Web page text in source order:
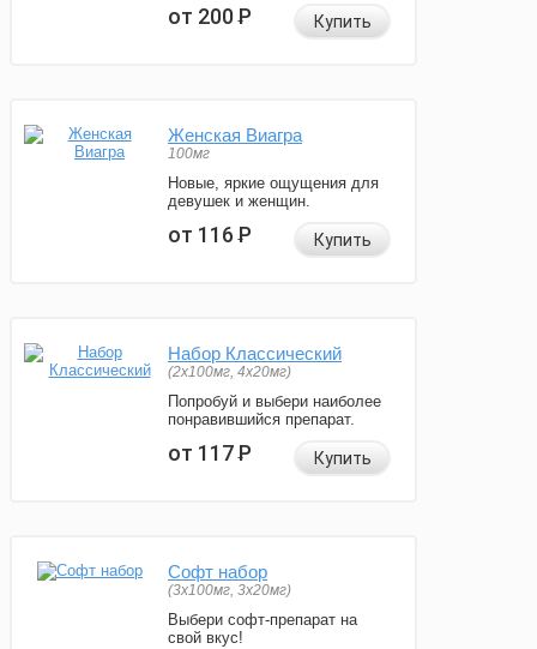
от 200Р Купить
Женская Виагра
100мг
Новые, яркие ощущения для
девушек и женщин.
от 116Р Купить
Набор Классический
(2x100мг, 4x20мг)
Попробуй и выбери наиболее
понравившийся препарат.
от 117Р Купить
Софт набор
(3x100мг, 3x20мг)
Выбери софт-препарат на
свой вкус!